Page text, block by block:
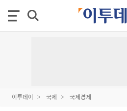
이투데이 국제 국제경제